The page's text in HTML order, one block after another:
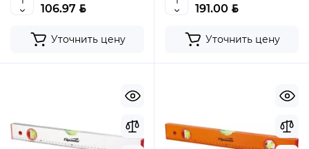
106.97 BYN
Уточнить цену
191.00 BYN
Уточнить цену